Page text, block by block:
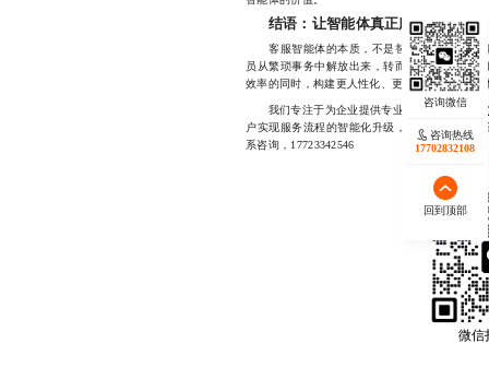
结语：让智能体真正服务于人
客服智能体的本质，不是替代人类，而是赋
员从繁琐事务中解放出来，转而关注更具温度
效率的同时，构建更人性化、更高效的客户服务
我们专注于为企业提供专业的 客服智能
户实现服务流程的智能化升级，提升客户体验
系咨询，17723342546
微信
咨询热线
17702832108
回到顶部